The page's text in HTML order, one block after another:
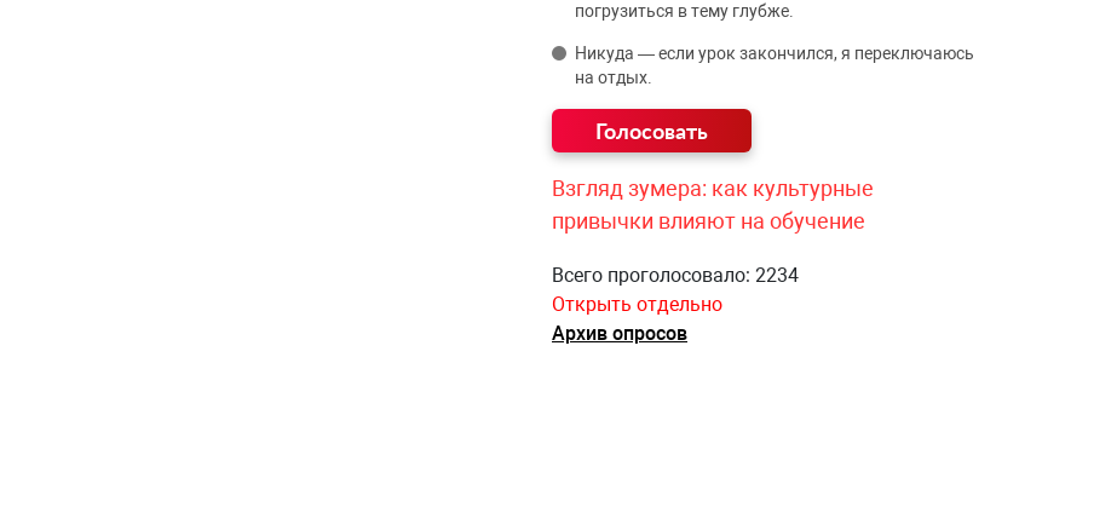
погрузиться в тему глубже.
Никуда — если урок закончился, я переключаюсь
на отдых.
Взгляд зумера: как культурные
привычки влияют на обучение
Всего проголосовало: 2234
Открыть отдельно
Архив опросов